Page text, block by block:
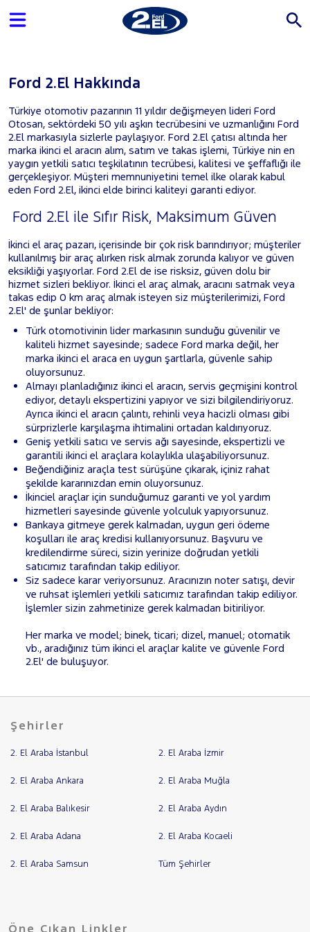
Ford 2.El Hakkında
Türkiye otomotiv pazarının 11 yıldır değişmeyen lideri Ford
Otosan, sektördeki 50 yılı aşkın tecrübesini ve uzmanlığını Ford
2.El markasıyla sizlerle paylaşıyor. Ford 2.El çatısı altında her
marka ikinci el aracın alım, satım ve takas işlemi, Türkiye nin en
yaygın yetkili satıcı teşkilatının tecrübesi, kalitesi ve şeffaflığı ile
gerçekleşiyor. Müşteri memnuniyetini temel ilke olarak kabul
eden Ford 2.El, ikinci elde birinci kaliteyi garanti ediyor.
Ford 2.El ile Sıfır Risk, Maksimum Güven
İkinci el araç pazarı, içerisinde bir çok risk barındırıyor; müşteriler
kullanılmış bir araç alırken risk almak zorunda kalıyor ve güven
eksikliği yaşıyorlar. Ford 2.El de ise risksiz, güven dolu bir
hizmet sizleri bekliyor. İkinci el araç almak, aracını satmak veya
takas edip 0 km araç almak isteyen siz müşterilerimizi, Ford
2.El' de şunlar bekliyor:
Türk otomotivinin lider markasının sunduğu güvenilir ve
kaliteli hizmet sayesinde; sadece Ford marka değil, her
marka ikinci el araca en uygun şartlarla, güvenle sahip
oluyorsunuz.
Almayı planladığınız ikinci el aracın, servis geçmişini kontrol
ediyor, detaylı ekspertizini yapıyor ve sizi bilgilendiriyoruz.
Ayrıca ikinci el aracın çalıntı, rehinli veya hacizli olması gibi
sürprizlerle karşılaşma ihtimalini ortadan kaldırıyoruz.
Geniş yetkili satıcı ve servis ağı sayesinde, ekspertizli ve
garantili ikinci el araçlara kolaylıkla ulaşabiliyorsunuz.
Beğendiğiniz araçla test sürüşüne çıkarak, içiniz rahat
şekilde kararınızdan emin oluyorsunuz.
İkinciel araçlar için sunduğumuz garanti ve yol yardım
hizmetleri sayesinde güvenle yolculuk yapıyorsunuz.
Bankaya gitmeye gerek kalmadan, uygun geri ödeme
koşulları ile araç kredisi kullanıyorsunuz. Başvuru ve
kredilendirme süreci, sizin yerinize doğrudan yetkili
satıcımız tarafından takip ediliyor.
Siz sadece karar veriyorsunuz. Aracınızın noter satışı, devir
ve ruhsat işlemleri yetkili satıcımız tarafından takip ediliyor.
İşlemler sizin zahmetinize gerek kalmadan bitiriliyor.
Her marka ve model; binek, ticari; dizel, manuel; otomatik
vb., aradığınız tüm ikinci el araçlar kalite ve güvenle Ford
2.El' de buluşuyor.
Şehirler
2. El Araba İstanbul 2. El Araba İzmir
2. El Araba Ankara 2. El Araba Muğla
2. El Araba Balıkesir 2. El Araba Aydın
2. El Araba Adana 2. El Araba Kocaeli
2. El Araba Samsun Tüm Şehirler
Öne Çıkan Linkler